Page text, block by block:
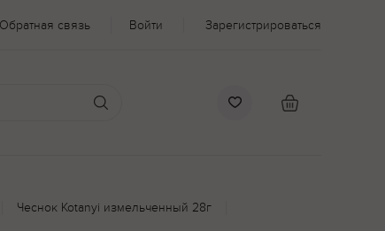
Обратная связь Войти Зарегистрироваться
Чеснок Kotanyi измельченный 28г